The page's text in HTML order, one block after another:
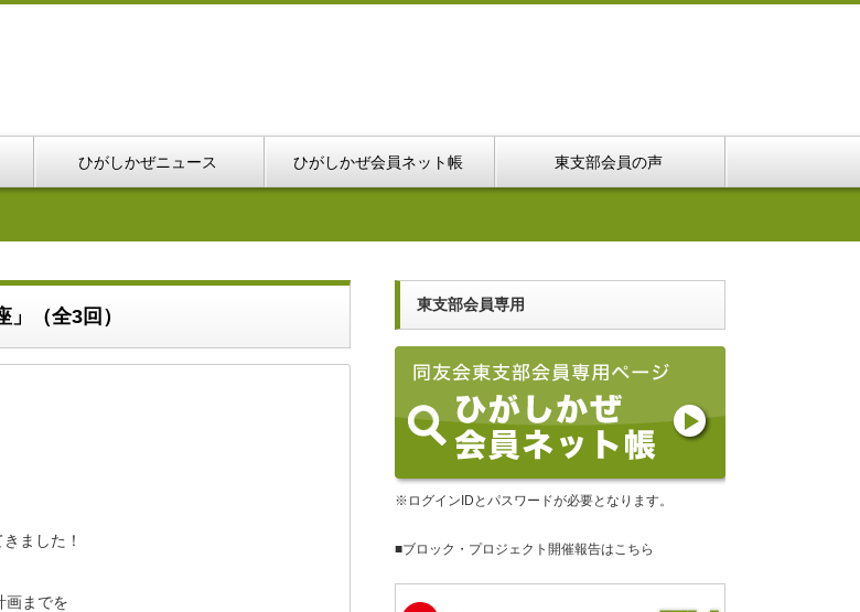
ひがしかぜニュース ひがしかぜ会員ネット帳 東支部会員の声
（全3回）
ました！
画までを
東支部会員専用
※ログインIDとパスワードが必要となります。
■ブロック・プロジェクト開催報告はこちら